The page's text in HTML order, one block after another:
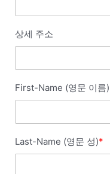
상세 주소
First-Name (영문 이름)
Last-Name (영문 성)*